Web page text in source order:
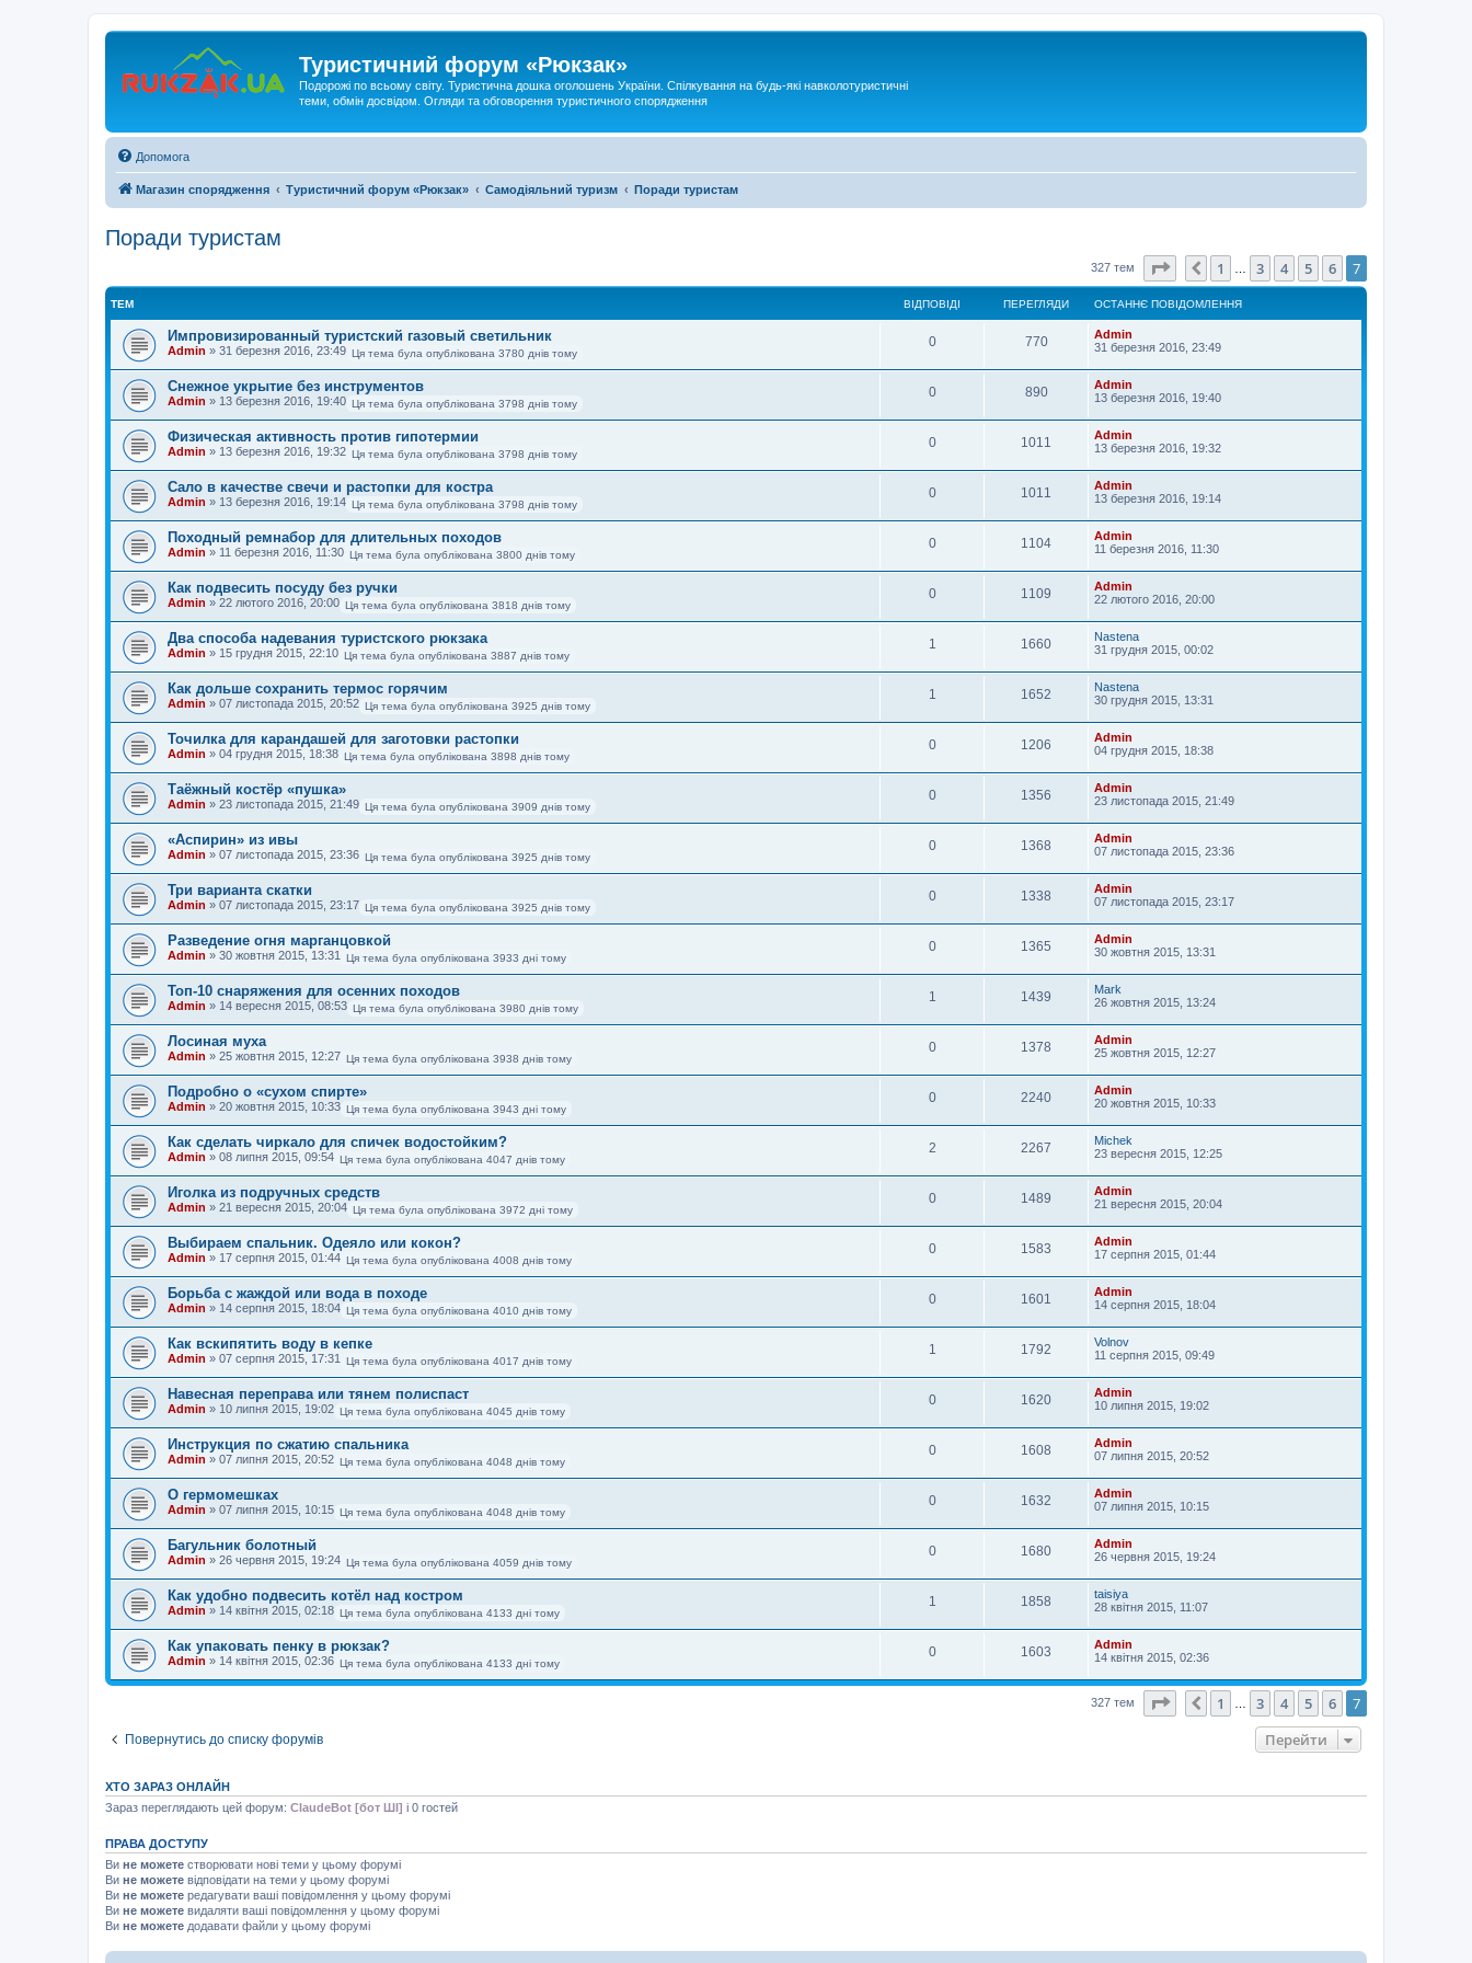
Туристичний форум «Рюкзак»
Подорожі по всьому світу. Туристична дошка оголошень України. Спілкування на будь-які навколотуристичні
теми, обмін досвідом. Огляди та обговорення туристичного спорядження
Допомога
Магазин спорядження Туристичний форум «Рюкзак» Самодіяльний туризм Поради туристам
Поради туристам
327 тем Сторінка з7
Поперед.
1 3 4 5 6 7
ТЕМ ВІДПОВІДІ ПЕРЕГЛЯДИ ОСТАННЄ ПОВІДОМЛЕННЯ
Импровизированный туристский газовый светильник
Admin » 31 березня 2016, 23:49 Ця тема була опублікована 3780 днів тому
0 770
Admin
31 березня 2016, 23:49
Снежное укрытие без инструментов
Admin » 13 березня 2016, 19:40 Ця тема була опублікована 3798 днів тому
0 890
Admin
13 березня 2016, 19:40
Физическая активность против гипотермии
Admin » 13 березня 2016, 19:32 Ця тема була опублікована 3798 днів тому
0 1011
Admin
13 березня 2016, 19:32
Сало в качестве свечи и растопки для костра
Admin » 13 березня 2016, 19:14 Ця тема була опублікована 3798 днів тому
0 1011
Admin
13 березня 2016, 19:14
Походный ремнабор для длительных походов
Admin » 11 березня 2016, 11:30 Ця тема була опублікована 3800 днів тому
0 1104
Admin
11 березня 2016, 11:30
Как подвесить посуду без ручки
Admin » 22 лютого 2016, 20:00 Ця тема була опублікована 3818 днів тому
0 1109
Admin
22 лютого 2016, 20:00
Два способа надевания туристского рюкзака
Admin » 15 грудня 2015, 22:10 Ця тема була опублікована 3887 днів тому
1 1660
Nastena
31 грудня 2015, 00:02
Как дольше сохранить термос горячим
Admin » 07 листопада 2015, 20:52 Ця тема була опублікована 3925 днів тому
1 1652
Nastena
30 грудня 2015, 13:31
Точилка для карандашей для заготовки растопки
Admin » 04 грудня 2015, 18:38 Ця тема була опублікована 3898 днів тому
0 1206
Admin
04 грудня 2015, 18:38
Таёжный костёр «пушка»
Admin » 23 листопада 2015, 21:49 Ця тема була опублікована 3909 днів тому
0 1356
Admin
23 листопада 2015, 21:49
«Аспирин» из ивы
Admin » 07 листопада 2015, 23:36 Ця тема була опублікована 3925 днів тому
0 1368
Admin
07 листопада 2015, 23:36
Три варианта скатки
Admin » 07 листопада 2015, 23:17 Ця тема була опублікована 3925 днів тому
0 1338
Admin
07 листопада 2015, 23:17
Разведение огня марганцовкой
Admin » 30 жовтня 2015, 13:31 Ця тема була опублікована 3933 дні тому
0 1365
Admin
30 жовтня 2015, 13:31
Топ-10 снаряжения для осенних походов
Admin » 14 вересня 2015, 08:53 Ця тема була опублікована 3980 днів тому
1 1439
Mark
26 жовтня 2015, 13:24
Лосиная муха
Admin » 25 жовтня 2015, 12:27 Ця тема була опублікована 3938 днів тому
0 1378
Admin
25 жовтня 2015, 12:27
Подробно о «сухом спирте»
Admin » 20 жовтня 2015, 10:33 Ця тема була опублікована 3943 дні тому
0 2240
Admin
20 жовтня 2015, 10:33
Как сделать чиркало для спичек водостойким?
Admin » 08 липня 2015, 09:54 Ця тема була опублікована 4047 днів тому
2 2267
Michek
23 вересня 2015, 12:25
Иголка из подручных средств
Admin » 21 вересня 2015, 20:04 Ця тема була опублікована 3972 дні тому
0 1489
Admin
21 вересня 2015, 20:04
Выбираем спальник. Одеяло или кокон?
Admin » 17 серпня 2015, 01:44 Ця тема була опублікована 4008 днів тому
0 1583
Admin
17 серпня 2015, 01:44
Борьба с жаждой или вода в походе
Admin » 14 серпня 2015, 18:04 Ця тема була опублікована 4010 днів тому
0 1601
Admin
14 серпня 2015, 18:04
Как вскипятить воду в кепке
Admin » 07 серпня 2015, 17:31 Ця тема була опублікована 4017 днів тому
1 1792
Volnov
11 серпня 2015, 09:49
Навесная переправа или тянем полиспаст
Admin » 10 липня 2015, 19:02 Ця тема була опублікована 4045 днів тому
0 1620
Admin
10 липня 2015, 19:02
Инструкция по сжатию спальника
Admin » 07 липня 2015, 20:52 Ця тема була опублікована 4048 днів тому
0 1608
Admin
07 липня 2015, 20:52
О гермомешках
Admin » 07 липня 2015, 10:15 Ця тема була опублікована 4048 днів тому
0 1632
Admin
07 липня 2015, 10:15
Багульник болотный
Admin » 26 червня 2015, 19:24 Ця тема була опублікована 4059 днів тому
0 1680
Admin
26 червня 2015, 19:24
Как удобно подвесить котёл над костром
Admin » 14 квітня 2015, 02:18 Ця тема була опублікована 4133 дні тому
1 1858
taisiya
28 квітня 2015, 11:07
Как упаковать пенку в рюкзак?
Admin » 14 квітня 2015, 02:36 Ця тема була опублікована 4133 дні тому
0 1603
Admin
14 квітня 2015, 02:36
327 тем Сторінка з7
Поперед.
1 3 4 5 6 7
Повернутись до списку форумів Перейти
ХТО ЗАРАЗ ОНЛАЙН
Зараз переглядають цей форум: ClaudeBot [бот ШІ] і 0 гостей
ПРАВА ДОСТУПУ
Ви не можете створювати нові теми у цьому форумі
Ви не можете відповідати на теми у цьому форумі
Ви не можете редагувати ваші повідомлення у цьому форумі
Ви не можете видаляти ваші повідомлення у цьому форумі
Ви не можете додавати файли у цьому форумі